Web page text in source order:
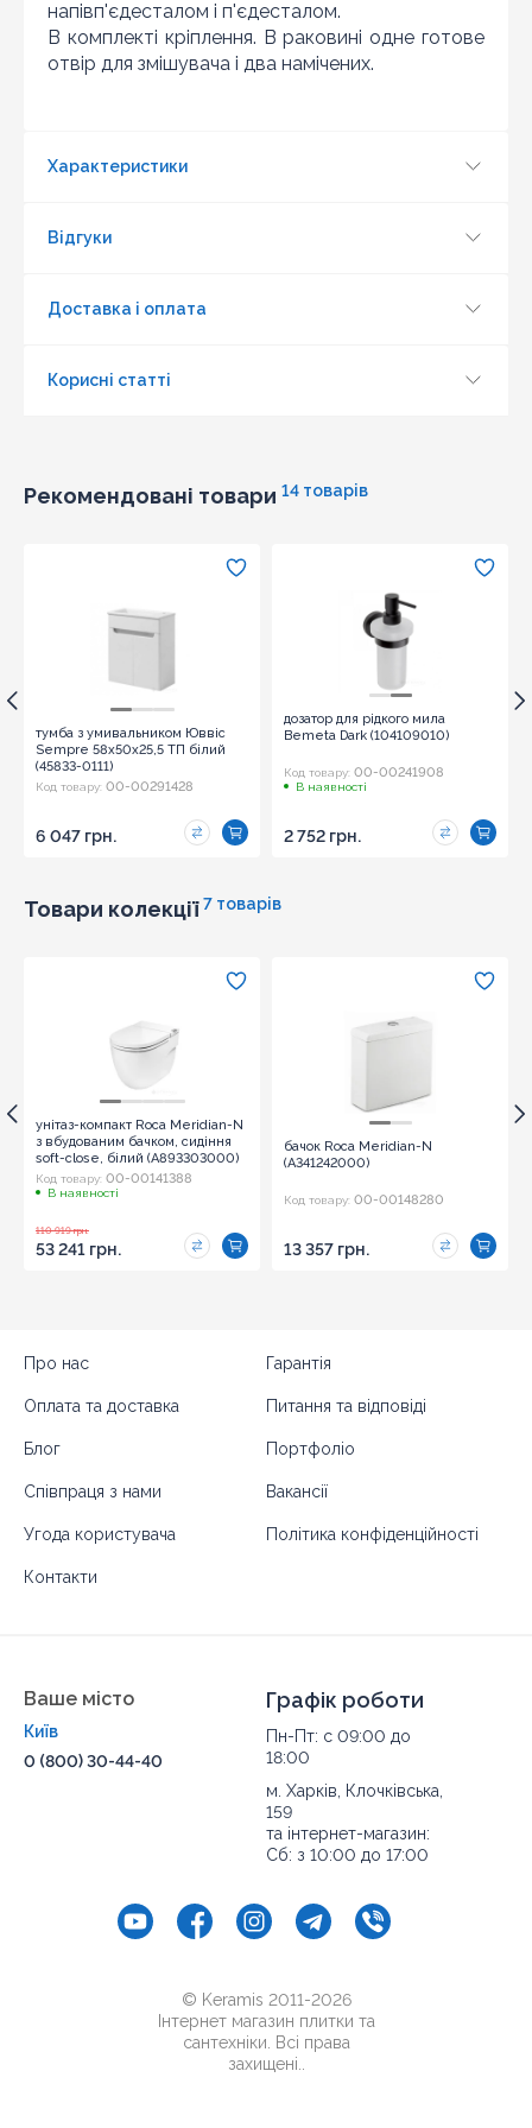
напівп'єдесталом і п'єдесталом.
В комплекті кріплення. В раковині одне готове
отвір для змішувача і два намічених.
Характеристики
Відгуки
Доставка і оплата
Корисні статті
Рекомендовані товари 14 товарів
тумба з умивальником Юввіс
Sempre 58x50x25,5 ТП білий
(45833-0111)
Код товару: 00-00291428
6 047 грн.
дозатор для рідкого мила
Bemeta Dark (104109010)
Код товару: 00-00241908
В наявності
2 752 грн.
Товари колекції 7 товарів
унітаз-компакт Roca Meridian-N
з вбудованим бачком, сидіння
soft-close, білий (A893303000)
Код товару: 00-00141388
В наявності
110 919 грн.
53 241 грн.
бачок Roca Meridian-N
(A341242000)
Код товару: 00-00148280
13 357 грн.
раді запропонувати вигіднішу для Вас ціну (за умови,
що товар даної моделі повинен бути у конкурента в
наявності і ціна на даний товар в іншому інтернет-
Оновити капчу
Надіслати
Про нас Гарантія
Оплата та доставка Питання та відповіді
Блог Портфоліо
Співпраця з нами Вакансії
Угода користувача Політика конфіденційності
Контакти
Ваше місто
Київ
0 (800) 30-44-40
Графік роботи
Пн-Пт: с 09:00 до
18:00
м. Харків, Клочківська,
159
та інтернет-магазин:
Сб: з 10:00 до 17:00
© Keramis 2011-2026
Інтернет магазин плитки та
сантехніки. Всі права
захищені..